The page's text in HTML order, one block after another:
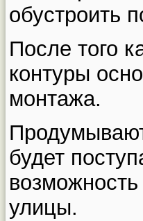
обустроить
После того
контуры
монтажа.
будет
улицы.